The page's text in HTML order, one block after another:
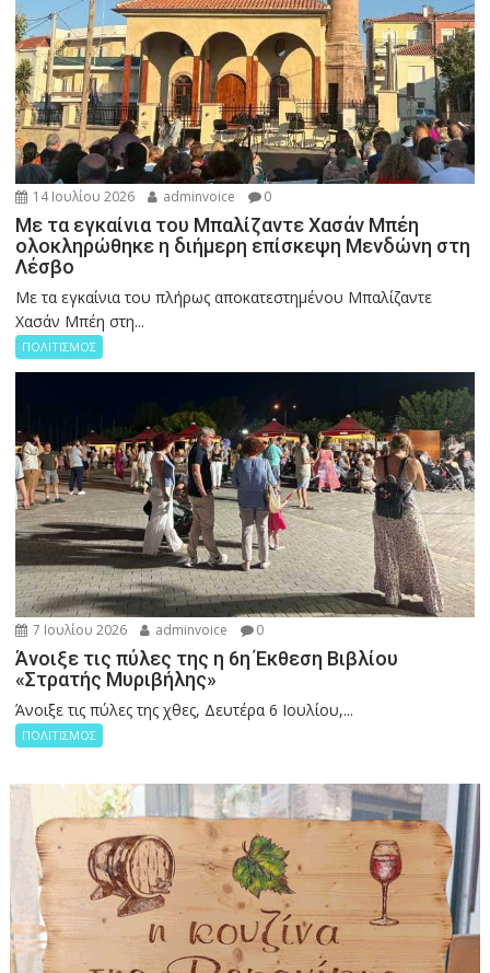
14 Ιουλίου 2026 adminvoice 0
Με τα εγκαίνια του Μπαλίζαντε Χασάν Μπέη
ολοκληρώθηκε η διήμερη επίσκεψη Μενδώνη στη
Λέσβο
Με τα εγκαίνια του πλήρως αποκατεστημένου Μπαλίζαντε
Χασάν Μπέη στη...
ΠΟΛΙΤΙΣΜΟΣ
7 Ιουλίου 2026 adminvoice 0
Άνοιξε τις πύλες της η 6η Έκθεση Βιβλίου
«Στρατής Μυριβήλης»
Άνοιξε τις πύλες της χθες, Δευτέρα 6 Ιουλίου,...
ΠΟΛΙΤΙΣΜΟΣ